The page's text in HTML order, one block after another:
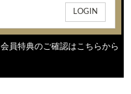
会員特典のご確認はこちらから